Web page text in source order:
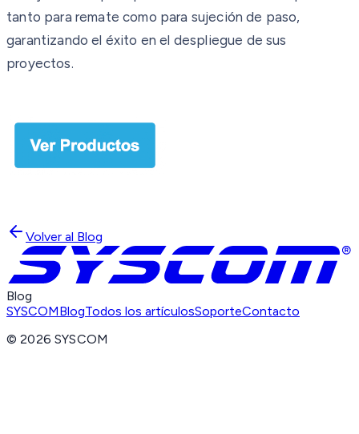
tanto para remate como para sujeción de paso,
garantizando el éxito en el despliegue de sus
proyectos.
Volver al Blog
Blog
SYSCOMBlogTodos los artículosSoporteContacto
©2026 SYSCOM